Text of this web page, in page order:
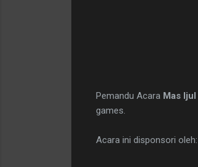
Pemandu Acara Mas Ijul
games.
Acara ini disponsori oleh: